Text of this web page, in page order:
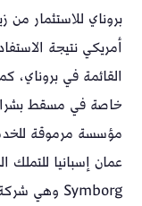
أمريكي نتيجة
القائمة في
مؤسسة مرموقة
عمان إسبانيا
Symborg وهي شركة دولية تركّز على الزراعة بالتقنيات الحيوية.